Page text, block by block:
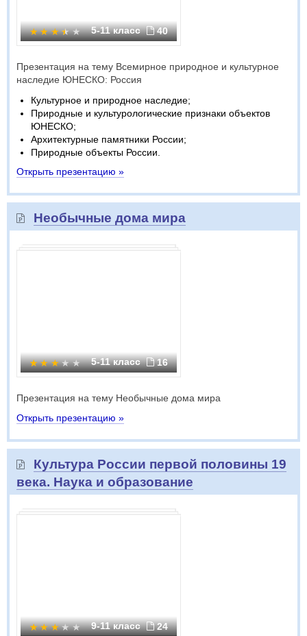
5-11 класс 40
Презентация на тему Всемирное природное и культурное
наследие ЮНЕСКО: Россия
Культурное и природное наследие;
Природные и культурологические признаки объектов
ЮНЕСКО;
Архитектурные памятники России;
Природные объекты России.
Открыть презентацию »
Необычные дома мира
5-11 класс 16
Презентация на тему Необычные дома мира
Открыть презентацию »
Культура России первой половины 19
века. Наука и образование
9-11 класс 24